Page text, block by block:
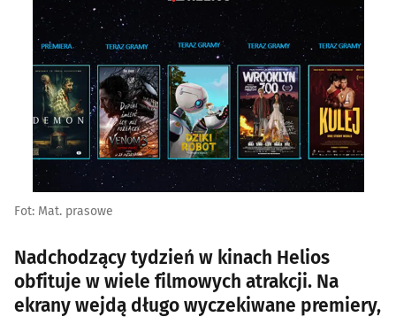
Fot: Mat. prasowe
Nadchodzący tydzień w kinach Helios
obfituje w wiele filmowych atrakcji. Na
ekrany wejdą długo wyczekiwane premiery,